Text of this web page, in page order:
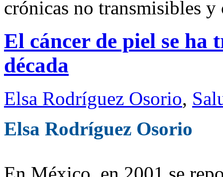
crónicas no transmisibles y
El cáncer de piel se
década
Elsa Rodríguez Osorio,
Elsa Rodríguez Osorio